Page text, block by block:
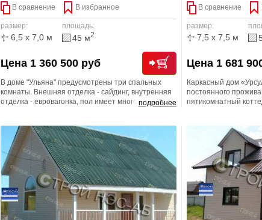
В сравнение В избранное
размер:
6,5 x 7,0 м
площадь:
45 м2
Цена 1 360 500 руб
подробнее
В доме "Ульяна" предусмотрены три спальных
комнаты. Внешняя отделка - сайдинг, внутренняя
отделка - евровагонка, пол имеет многослойную
круглогодичное проживание. В подарок
предлагается - СТОЛБЧАТЫЙ ФУНДАМЕНТ.
В сравнение
размер:
7,5 x 7,5 м
Цена 1 681
Каркасный дом
постоянного
пятикомнатный
квартира. При этом
дороже - даже в